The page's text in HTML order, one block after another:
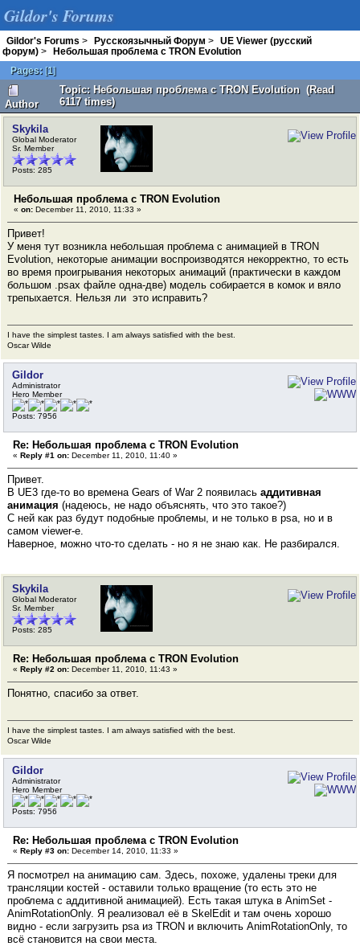
Gildor's Forums
Gildor's Forums > Русскоязычный Форум >
UE Viewer (русский
форум) >
Небольшая проблема с TRON Evolution
Pages: [1]
Author
Topic: Небольшая проблема с TRON Evolution (Read
6117 times)
Skykila
Global Moderator
Sr. Member
Posts: 285
Небольшая проблема с TRON Evolution
« on: December 11, 2010, 11:33 »
Привет!
У меня тут возникла небольшая проблема с анимацией в TRON
Evolution, некоторые анимации воспроизводятся некорректно, то есть
во время проигрывания некоторых анимаций (практически в каждом
большом .psax файле одна-две) модель собирается в комок и вяло
трепыхается. Нельзя ли это исправить?
I have the simplest tastes. I am always satisfied with the best.
Oscar Wilde
Gildor
Administrator
Hero Member
Posts: 7956
Re: Небольшая проблема с TRON Evolution
« Reply #1 on: December 11, 2010, 11:40 »
Привет.
В UE3 где-то во времена Gears of War 2 появилась аддитивная
анимация (надеюсь, не надо объяснять, что это такое?)
С ней как раз будут подобные проблемы, и не только в psa, но и в
самом viewer-е.
Наверное, можно что-то сделать - но я не знаю как. Не разбирался.
Skykila
Global Moderator
Sr. Member
Posts: 285
Re: Небольшая проблема с TRON Evolution
« Reply #2 on: December 11, 2010, 11:43 »
Понятно, спасибо за ответ.
I have the simplest tastes. I am always satisfied with the best.
Oscar Wilde
Gildor
Administrator
Hero Member
Posts: 7956
Re: Небольшая проблема с TRON Evolution
« Reply #3 on: December 14, 2010, 11:33 »
Я посмотрел на анимацию сам. Здесь, похоже, удалены треки для
трансляции костей - оставили только вращение (то есть это не
проблема с аддитивной анимацией). Есть такая штука в AnimSet -
AnimRotationOnly. Я реализовал её в SkelEdit и там очень хорошо
видно - если загрузить psa из TRON и включить AnimRotationOnly, то
всё становится на свои места.